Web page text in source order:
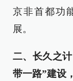
京非首都功
展。
二、长久之
带一路”建设